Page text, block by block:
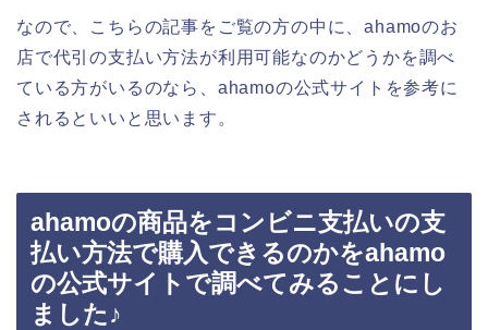
なので、こちらの記事をご覧の方の中に、ahamoのお
店で代引の支払い方法が利用可能なのかどうかを調べ
ている方がいるのなら、ahamoの公式サイトを参考に
されるといいと思います。
ahamoの商品をコンビニ支払いの支
払い方法で購入できるのかをahamo
の公式サイトで調べてみることにし
ました♪